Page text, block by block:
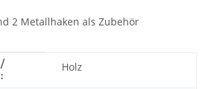
2 Metallhaken als Zubehör
Holz